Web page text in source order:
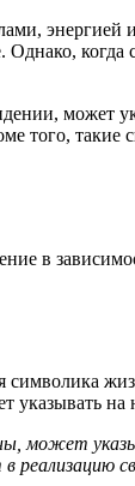
энергией
Однако,
может
того,
в
может
реализацию